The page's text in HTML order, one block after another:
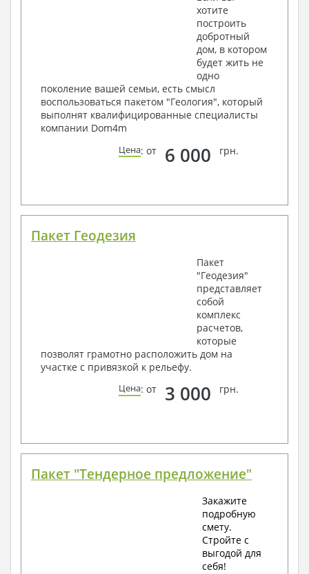
хотите
построить
добротный
дом, в котором
будет жить не
одно
поколение вашей семьи, есть смысл
воспользоваться пакетом "Геология", который
выполнят квалифицированные специалисты
компании Dom4m
Цена: от 6 000 грн.
Пакет Геодезия
Пакет
"Геодезия"
представляет
собой
комплекс
расчетов,
которые
позволят грамотно расположить дом на
участке с привязкой к рельефу.
Цена: от 3 000 грн.
Пакет "Тендерное предложение"
Закажите
подробную
смету.
Стройте с
выгодой для
себя!